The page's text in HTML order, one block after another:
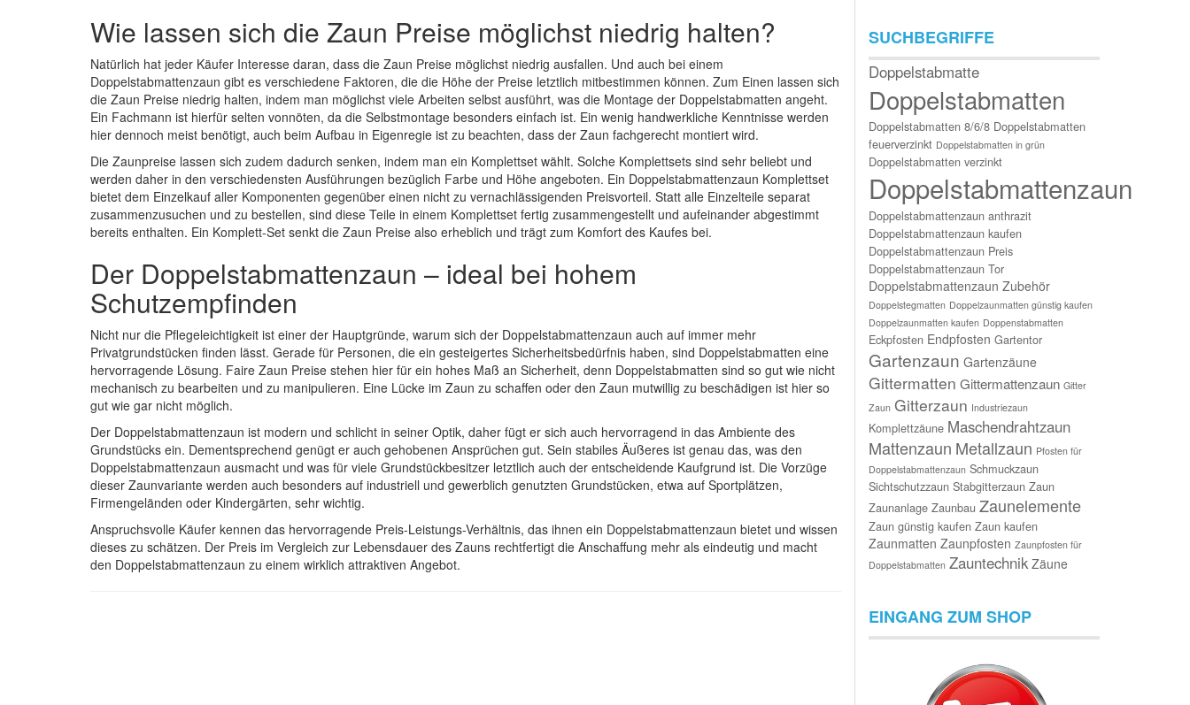
Wie lassen sich die Zaun Preise möglichst niedrig halten?
Natürlich hat jeder Käufer Interesse daran, dass die Zaun Preise möglichst niedrig ausfallen. Und auch bei einem
Doppelstabmattenzaun gibt es verschiedene Faktoren, die die Höhe der Preise letztlich mitbestimmen können. Zum Einen lassen sich
die Zaun Preise niedrig halten, indem man möglichst viele Arbeiten selbst ausführt, was die Montage der Doppelstabmatten angeht.
Ein Fachmann ist hierfür selten vonnöten, da die Selbstmontage besonders einfach ist. Ein wenig handwerkliche Kenntnisse werden
hier dennoch meist benötigt, auch beim Aufbau in Eigenregie ist zu beachten, dass der Zaun fachgerecht montiert wird.
Die Zaunpreise lassen sich zudem dadurch senken, indem man ein Komplettset wählt. Solche Komplettsets sind sehr beliebt und
werden daher in den verschiedensten Ausführungen bezüglich Farbe und Höhe angeboten. Ein Doppelstabmattenzaun Komplettset
bietet dem Einzelkauf aller Komponenten gegenüber einen nicht zu vernachlässigenden Preisvorteil. Statt alle Einzelteile separat
zusammenzusuchen und zu bestellen, sind diese Teile in einem Komplettset fertig zusammengestellt und aufeinander abgestimmt
bereits enthalten. Ein Komplett-Set senkt die Zaun Preise also erheblich und trägt zum Komfort des Kaufes bei.
Der Doppelstabmattenzaun – ideal bei hohem
Schutzempfinden
Nicht nur die Pflegeleichtigkeit ist einer der Hauptgründe, warum sich der Doppelstabmattenzaun auch auf immer mehr
Privatgrundstücken finden lässt. Gerade für Personen, die ein gesteigertes Sicherheitsbedürfnis haben, sind Doppelstabmatten eine
hervorragende Lösung. Faire Zaun Preise stehen hier für ein hohes Maß an Sicherheit, denn Doppelstabmatten sind so gut wie nicht
mechanisch zu bearbeiten und zu manipulieren. Eine Lücke im Zaun zu schaffen oder den Zaun mutwillig zu beschädigen ist hier so
gut wie gar nicht möglich.
Der Doppelstabmattenzaun ist modern und schlicht in seiner Optik, daher fügt er sich auch hervorragend in das Ambiente des
Grundstücks ein. Dementsprechend genügt er auch gehobenen Ansprüchen gut. Sein stabiles Äußeres ist genau das, was den
Doppelstabmattenzaun ausmacht und was für viele Grundstückbesitzer letztlich auch der entscheidende Kaufgrund ist. Die Vorzüge
dieser Zaunvariante werden auch besonders auf industriell und gewerblich genutzten Grundstücken, etwa auf Sportplätzen,
Firmengeländen oder Kindergärten, sehr wichtig.
Anspruchsvolle Käufer kennen das hervorragende Preis-Leistungs-Verhältnis, das ihnen ein Doppelstabmattenzaun bietet und wissen
dieses zu schätzen. Der Preis im Vergleich zur Lebensdauer des Zauns rechtfertigt die Anschaffung mehr als eindeutig und macht
den Doppelstabmattenzaun zu einem wirklich attraktiven Angebot.
SUCHBEGRIFFE
Doppelstabmatte
Doppelstabmatten
Doppelstabmatten 8/6/8 Doppelstabmatten
feuerverzinkt Doppelstabmatten in grün
Doppelstabmatten verzinkt
Doppelstabmattenzaun
Doppelstabmattenzaun anthrazit
Doppelstabmattenzaun kaufen
Doppelstabmattenzaun Preis
Doppelstabmattenzaun Tor
Doppelstabmattenzaun Zubehör
Doppelstegmatten Doppelzaunmatten günstig kaufen
Doppelzaunmatten kaufen Doppenstabmatten
Eckpfosten Endpfosten Gartentor
Gartenzaun Gartenzäune
Gittermatten Gittermattenzaun Gitter
Zaun Gitterzaun Industriezaun
Komplettzäune Maschendrahtzaun
Mattenzaun Metallzaun Pfosten für
Doppelstabmattenzaun Schmuckzaun
Sichtschutzzaun Stabgitterzaun Zaun
Zaunanlage Zaunbau Zaunelemente
Zaun günstig kaufen Zaun kaufen
Zaunmatten Zaunpfosten Zaunpfosten für
Doppelstabmatten Zauntechnik Zäune
EINGANG ZUM SHOP